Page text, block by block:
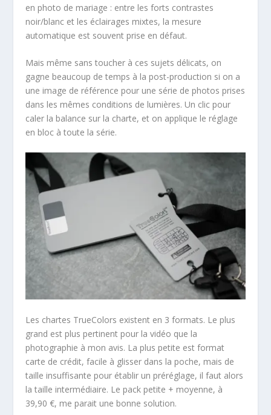
en photo de mariage : entre les forts contrastes
noir/blanc et les éclairages mixtes, la mesure
automatique est souvent prise en défaut.
Mais même sans toucher à ces sujets délicats, on
gagne beaucoup de temps à la post-production si on a
une image de référence pour une série de photos prises
dans les mêmes conditions de lumières. Un clic pour
caler la balance sur la charte, et on applique le réglage
en bloc à toute la série.
Les chartes TrueColors existent en 3 formats. Le plus
grand est plus pertinent pour la vidéo que la
photographie à mon avis. La plus petite est format
carte de crédit, facile à glisser dans la poche, mais de
taille insuffisante pour établir un préréglage, il faut alors
la taille intermédiaire. Le pack petite + moyenne, à
39,90 €, me parait une bonne solution.